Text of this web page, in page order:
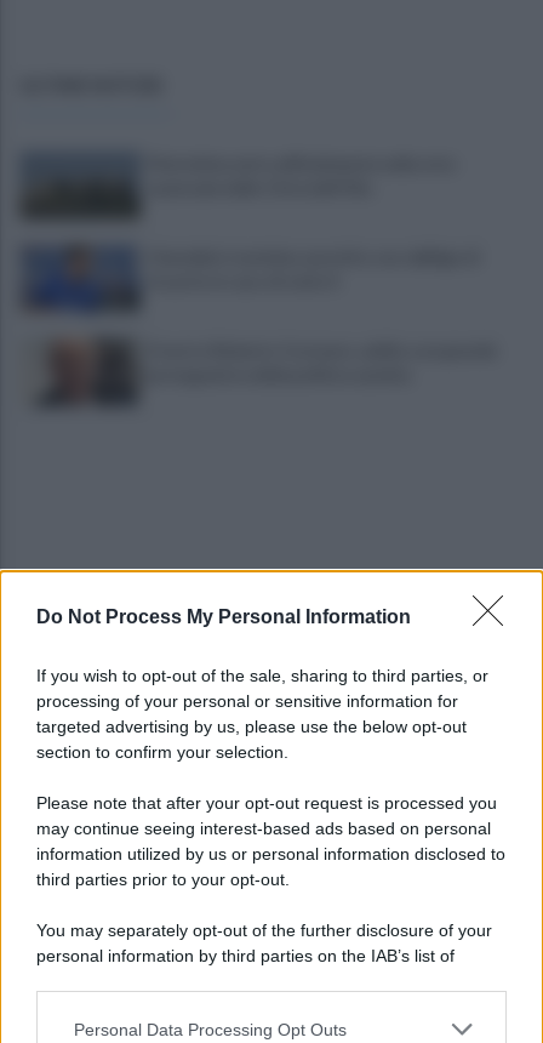
Do Not Process My Personal Information
If you wish to opt-out of the sale, sharing to third parties, or
processing of your personal or sensitive information for
targeted advertising by us, please use the below opt-out
section to confirm your selection.
Please note that after your opt-out request is processed you
may continue seeing interest-based ads based on personal
information utilized by us or personal information disclosed to
third parties prior to your opt-out.
You may separately opt-out of the further disclosure of your
personal information by third parties on the IAB’s list of
This information may also be disclosed by us to third parties
Personal Data Processing Opt Outs
Copagri: bene intervento su gasolio ma al Sannio
La strada, la scelta di farla finita: quante vite
spezzate, quanto dolore